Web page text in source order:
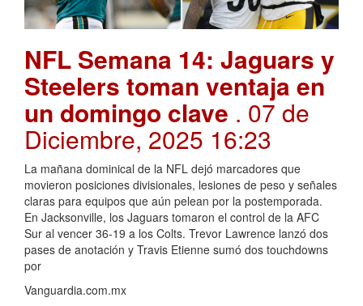
NFL Semana 14: Jaguars y
Steelers toman ventaja en
un domingo clave . 07 de
Diciembre, 2025 16:23
La mañana dominical de la NFL dejó marcadores que
movieron posiciones divisionales, lesiones de peso y señales
claras para equipos que aún pelean por la postemporada.
En Jacksonville, los Jaguars tomaron el control de la AFC
Sur al vencer 36-19 a los Colts. Trevor Lawrence lanzó dos
pases de anotación y Travis Etienne sumó dos touchdowns
por
Vanguardia.com.mx